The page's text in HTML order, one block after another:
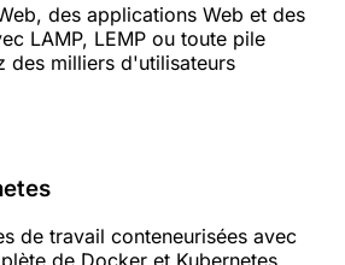
des applications Web et des
LAMP, LEMP ou toute pile
des milliers d'utilisateurs
de travail conteneurisées avec